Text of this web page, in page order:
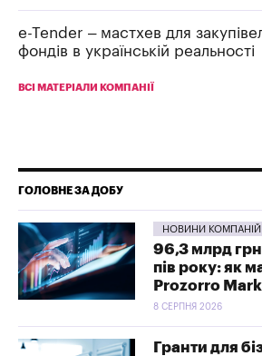
e-Tender – мастхев для
фондів в українській реальності
ВСІ МАТЕРІАЛИ КОМПАНІЇ
ГОЛОВНЕ ЗА ДОБУ
НОВИНИ КОМПАНІЙ
96,3 млрд грн
пів року: як
Prozorro
8 СЕРПНЯ 2026
Гранти для